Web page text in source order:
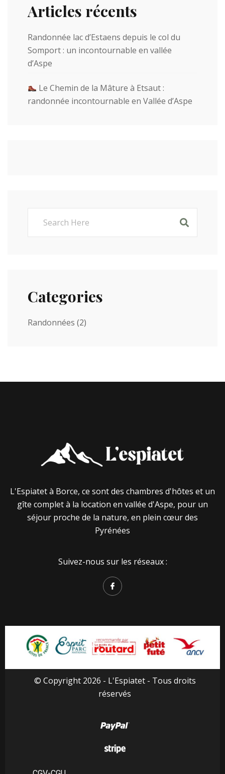
Articles récents
Randonnée lac d’Estaens depuis le col du
Somport : un incontournable en vallée
d’Aspe
Le Chemin de la Mâture à Etsaut :
randonnée incontournable en Vallée d’Aspe
Categories
Randonnées (2)
L'Espiatet à Borce, ce sont des chambres d'hôtes et un
gîte complet à la location en vallée d'Aspe, pour un
séjour proche de la nature, en plein cœur des
Pyrénées
Suivez-nous sur les réseaux :
© Copyright 2026 - L'Espiatet - Tous droits
réservés